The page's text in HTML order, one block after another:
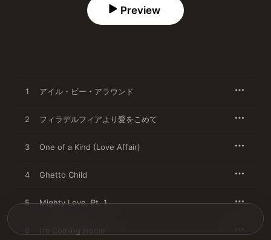
Preview
1 アイル・ビー・アラウンド
2 フィラデルフィアより愛をこめて
3 One of a Kind (Love Affair)
4 Ghetto Child
5 Mighty Love, Pt. 1
I'm Coming Home